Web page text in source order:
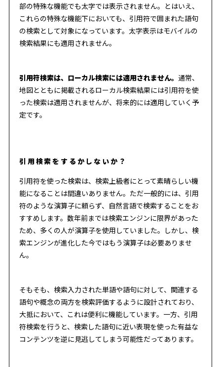
部の特殊な機能でも太字では表示されません。とはいえ、
これらの特殊な機能下においても、引用符で囲まれた語句
の検索として対象になっています。太字表示はモバイルの
検索結果にも適用されません。
引用符検索は、ローカル検索には適用されません。 通常、
地図とともに掲載されるローカル検索結果には引用符を使
った検索は適用されませんが、将来的には適用していく予
定です。
引用検索をするかしないか？
引用符を使った検索は、検索上級者にとって素晴らしい機
能になることは間違いありません。ただ一般的には、引用
符のような演算子に頼らず、自然言語で検索することをお
すすめします。数年前までは検索エンジンに限界があった
ため、多くの人が演算子を使用していました。しかし、検
索エンジンが進化した今ではもう演算子は必要ありませ
ん。
そもそも、検索入力された単語や語句に対して、関連する
語句や概念の両方を検索評価するように設計されており、
大抵において、これは便利に機能しています。一方、引用
符検索を行うと、検索した語句に近い表現を使った有益な
コンテンツを逆に見逃してしまう可能性だってあります。